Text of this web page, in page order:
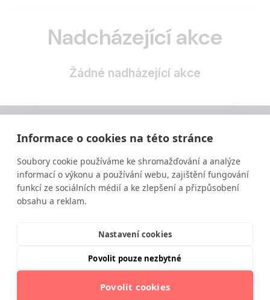
Informace o cookies na této stránce
Soubory cookie používáme ke shromažďování a analýze
informací o výkonu a používání webu, zajištění fungování
funkcí ze sociálních médií a ke zlepšení a přizpůsobení
obsahu a reklam.
Nastavení cookies
Povolit pouze nezbytné
Povolit cookies
Nadcházející akce
Žádné nadházející akce
Vzdělávání ve výživě a zdravém životním stylu